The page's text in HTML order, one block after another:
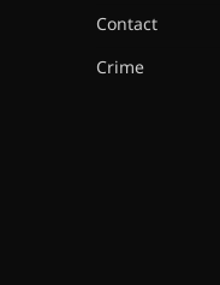
Contact
Crime